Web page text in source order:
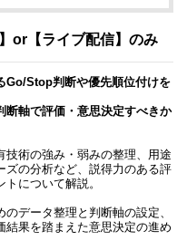
or【ライブ配信】のみ
Go/Stop判断や優先順位付けを
断軸で評価・意思決定すべきか
技術の強み・弱みの整理、用途
ズの分析など、説得力のある評
について解説。
データ整理と判断軸の設定、
結果を踏まえた意思決定の進め